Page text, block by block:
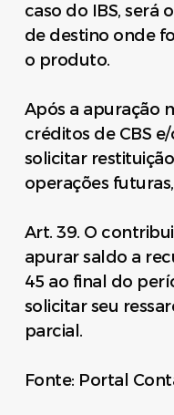
caso do IBS, será
de destino onde
o produto.
Após a apuração
créditos de CBS
solicitar
operações
Art. 39. O
apurar saldo a
45 ao final do
solicitar seu
parcial.
Fonte: Portal